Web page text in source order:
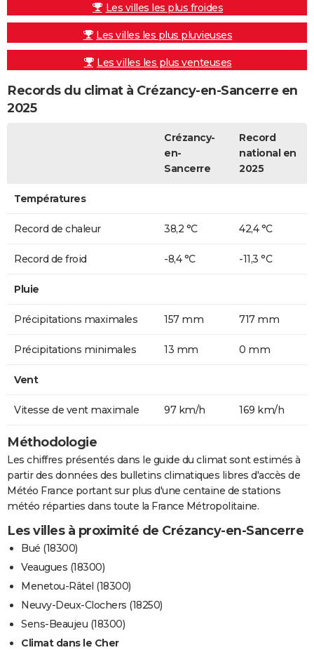
Les villes les plus froides
Les villes les plus pluvieuses
Les villes les plus venteuses
Records du climat à Crézancy-en-Sancerre en
2025
Crézancy-
en-
Sancerre
Record
national en
2025
Températures
Record de chaleur 38,2 °C 42,4 °C
Record de froid -8,4 °C -11,3 °C
Pluie
Précipitations maximales 157 mm 717 mm
Précipitations minimales 13 mm 0 mm
Vent
Vitesse de vent maximale 97 km/h 169 km/h
Méthodologie
Les chiffres présentés dans le guide du climat sont estimés à
partir des données des bulletins climatiques libres d'accès de
Météo France portant sur plus d'une centaine de stations
météo réparties dans toute la France Métropolitaine.
Les villes à proximité de Crézancy-en-Sancerre
Bué (18300)
Veaugues (18300)
Menetou-Râtel (18300)
Neuvy-Deux-Clochers (18250)
Sens-Beaujeu (18300)
Climat dans le Cher